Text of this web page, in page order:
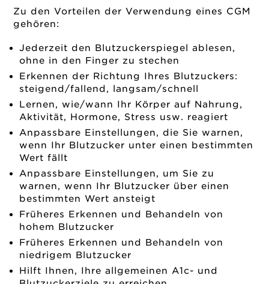
Zu den Vorteilen der Verwendung eines CGM
gehören:
Jederzeit den Blutzuckerspiegel ablesen,
ohne in den Finger zu stechen
Erkennen der Richtung Ihres Blutzuckers:
steigend/fallend, langsam/schnell
Lernen, wie/wann Ihr Körper auf Nahrung,
Aktivität, Hormone, Stress usw. reagiert
Anpassbare Einstellungen, die Sie warnen,
wenn Ihr Blutzucker unter einen bestimmten
Wert fällt
Anpassbare Einstellungen, um Sie zu
warnen, wenn Ihr Blutzucker über einen
bestimmten Wert ansteigt
Früheres Erkennen und Behandeln von
hohem Blutzucker
Früheres Erkennen und Behandeln von
niedrigem Blutzucker
Hilft Ihnen, Ihre allgemeinen A1c- und